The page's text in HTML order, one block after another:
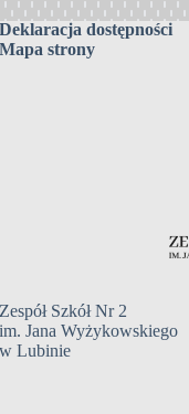
Deklaracja dostępności
Mapa strony
Zespół Szkół Nr 2
im. Jana Wyżykowskiego
w Lubinie